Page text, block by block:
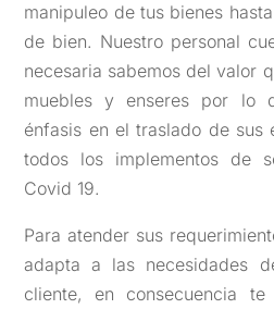
manipuleo de tus bienes
de bien. Nuestro personal
necesaria sabemos del valor
muebles y enseres por lo
énfasis en el traslado de sus
todos los implementos de
Covid 19.
Para atender sus
adapta a las necesidades
cliente, en consecuencia